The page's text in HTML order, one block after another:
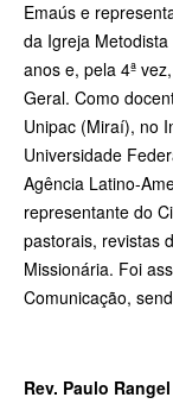
Emaús e
da Igreja
anos e, pela 4ª
Geral. Como
Unipac (Miraí), no
Universidade
Agência Latino-­
representante do
pastorais, revistas
Missionária. Foi
Comunicação,
Rev. Paulo